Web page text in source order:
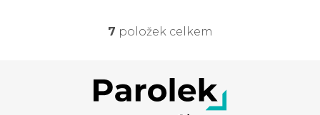
O
v
l
7 položek celkem